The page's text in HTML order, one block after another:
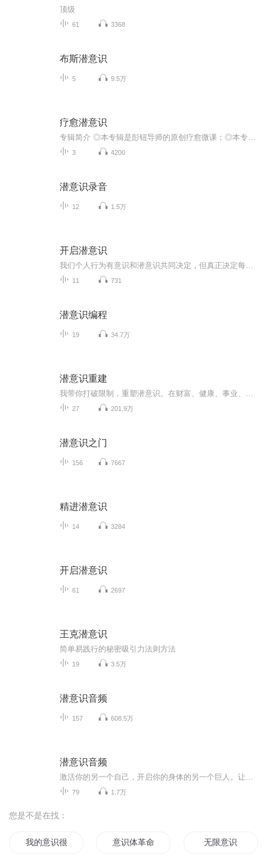
顶级
61 3368
布斯潜意识
5 9.5万
疗愈潜意识
3 4200
潜意识录音
12 1.5万
开启潜意识
11 731
潜意识编程
19 34.7万
潜意识重建
27 201.9万
潜意识之门
156 7667
精进潜意识
14 3284
开启潜意识
61 2697
王克潜意识
简单易践行的秘密吸引力法则方法
19 3.5万
潜意识音频
157 608.5万
潜意识音频
79 1.7万
您是不是在找：
我的意识很神奇 意识体革命 无限意识